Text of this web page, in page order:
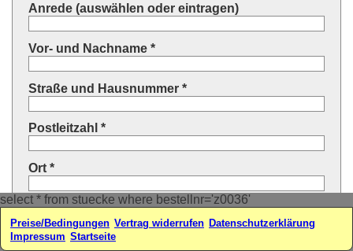
select * from stuecke where bestellnr='z0036'
Anrede (auswählen oder eintragen)
Vor- und Nachname *
Straße und Hausnummer *
Postleitzahl *
Ort *
Land * (auswählen oder eintragen)
Ihre E-Mail-Adresse*
Preise/Bedingungen Vertrag widerrufen Datenschutzerklärung
Impressum Startseite